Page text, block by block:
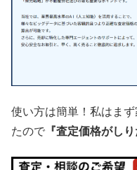
使い方は簡単！私はま
たので 『査定価格がしり